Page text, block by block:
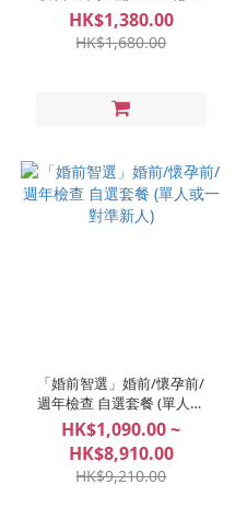
碼：折扣、好禮任你揀！)
HK$1,380.00
HK$1,680.00
「婚前智選」婚前/懷孕前/
週年檢查 自選套餐 (單人或
一對準新人)
HK$1,090.00 ~
HK$8,910.00
HK$9,210.00